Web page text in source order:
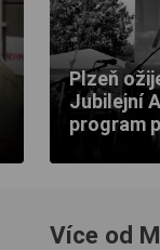
Plzeň
Jubilejní
program
Více od